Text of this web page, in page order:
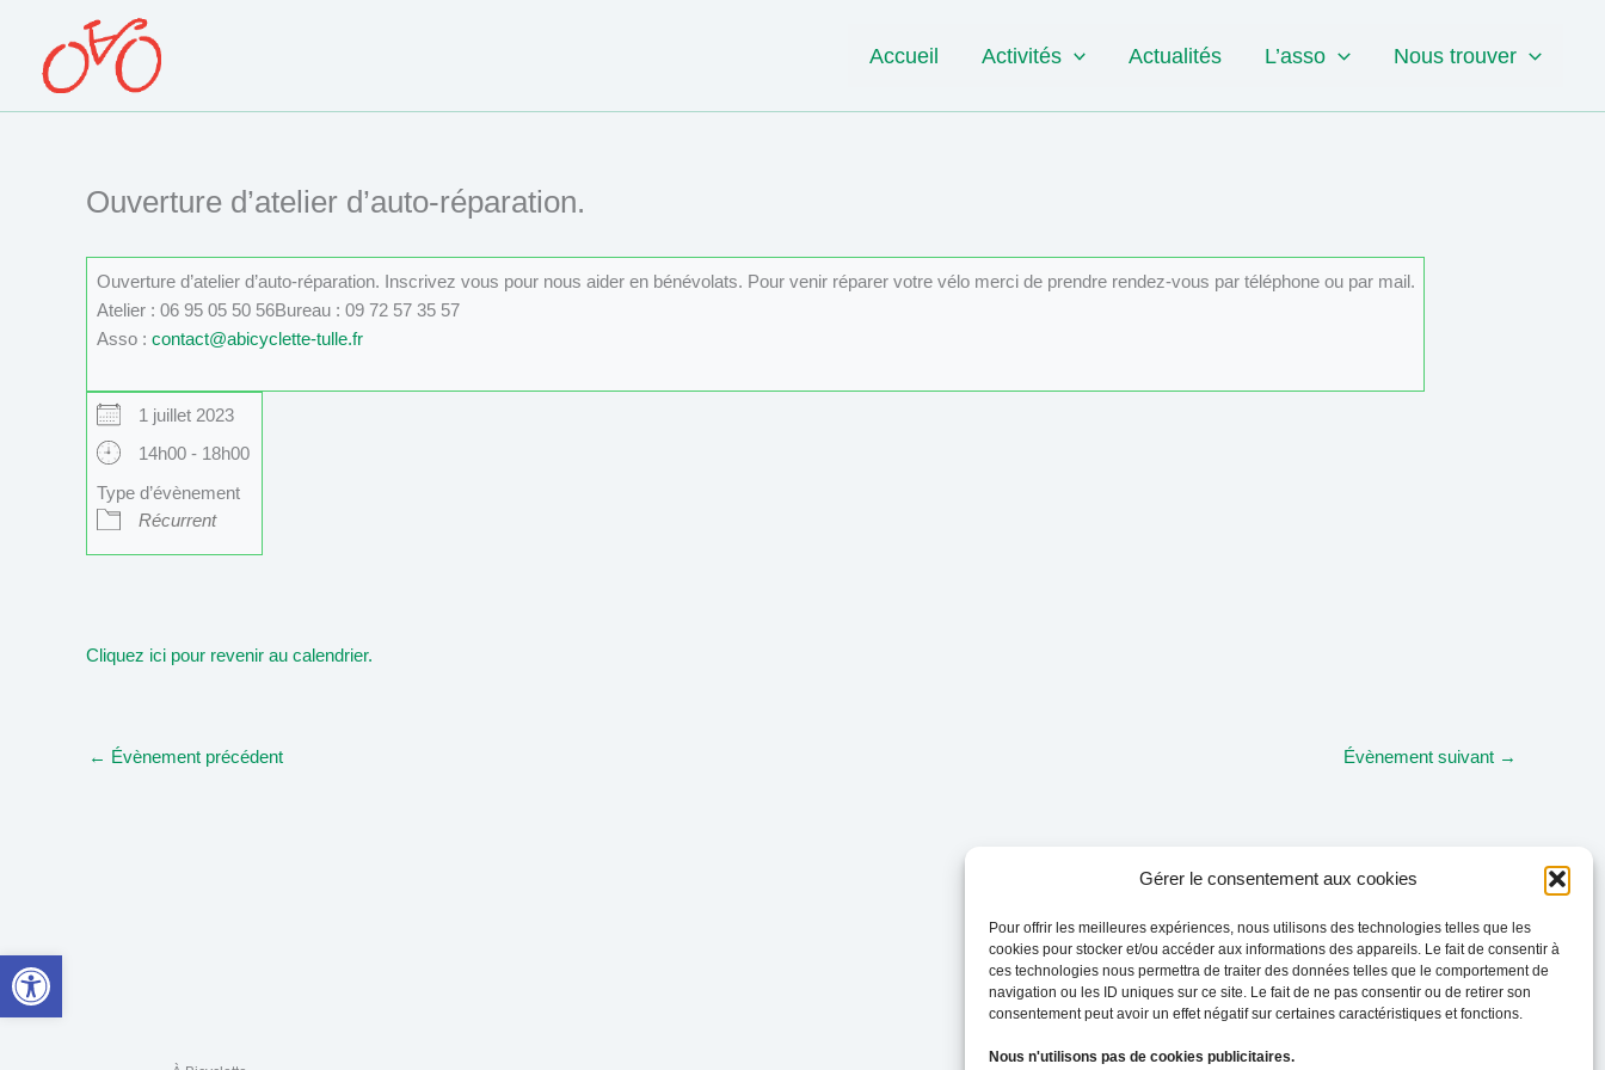
Ouvrir la barre d’outils
Gérer le consentement aux cookies
Pour offrir les meilleures expériences, nous utilisons des technologies telles que les
cookies pour stocker et/ou accéder aux informations des appareils. Le fait de consentir à
ces technologies nous permettra de traiter des données telles que le comportement de
navigation ou les ID uniques sur ce site. Le fait de ne pas consentir ou de retirer son
consentement peut avoir un effet négatif sur certaines caractéristiques et fonctions.
Nous n'utilisons pas de cookies publicitaires.
contenu
Accueil Activités Actualités L’asso Nous trouver
Ouverture d’atelier d’auto-réparation.
Ouverture d’atelier d’auto-réparation. Inscrivez vous pour nous aider en bénévolats. Pour venir réparer votre vélo merci de prendre rendez-vous par téléphone ou par mail.
Atelier : 06 95 05 50 56Bureau : 09 72 57 35 57
Asso : contact@abicyclette-tulle.fr
1 juillet 2023
14h00 - 18h00
Type d’évènement
Récurrent
Cliquez ici pour revenir au calendrier.
← Évènement précédent Évènement suivant →